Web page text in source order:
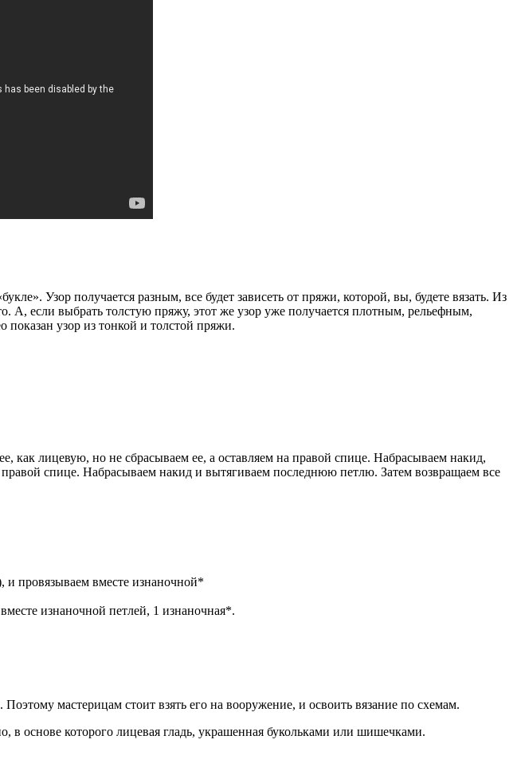
Узор получается разным, все будет зависеть от пряжи, которой, вы, будете вязать. Из
А, если выбрать толстую пряжу, этот же узор уже получается плотным, рельефным,
узор из тонкой и толстой пряжи.
лицевую, но не сбрасываем ее, а оставляем на правой спице. Набрасываем накид,
спице. Набрасываем накид и вытягиваем последнюю петлю. Затем возвращаем все
и провязываем вместе изнаночной*
изнаночной петлей, 1 изнаночная*.
мастерицам стоит взять его на вооружение, и освоить вязание по схемам.
в основе которого лицевая гладь, украшенная букольками или шишечками.